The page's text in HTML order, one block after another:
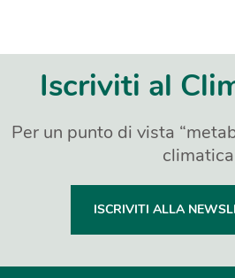
Iscriviti al
Per un punto di vista
climatica
ISCRIVITI ALLA